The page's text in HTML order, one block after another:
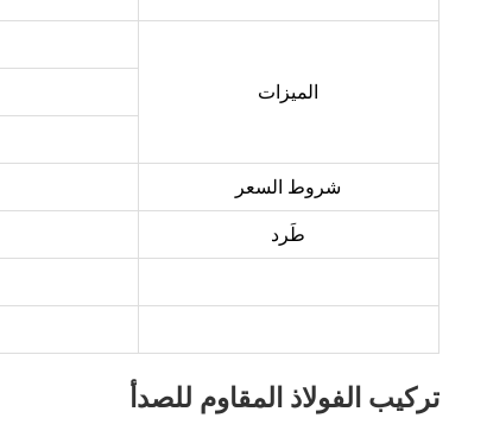
الميزات
شروط السعر
طَرد
تركيب الفولاذ المقاوم للصدأ